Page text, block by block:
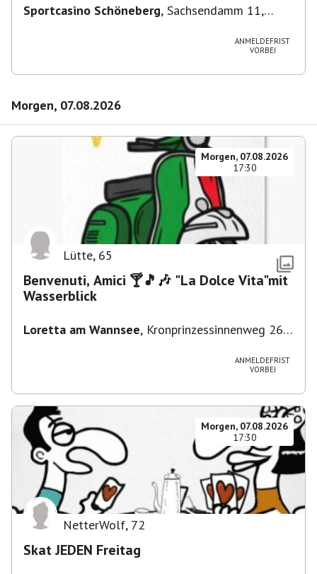
Sportcasino Schöneberg, Sachsendamm 11,
ANMELDEFRIST
VORBEI
Morgen, 07.08.2026
Morgen, 07.08.2026
17:30
Lütte, 65
Benvenuti, Amici 🍸🎵🎶 "La Dolce Vita"mit
Wasserblick
Loretta am Wannsee, Kronprinzessinnenweg 260,
ANMELDEFRIST
VORBEI
Morgen, 07.08.2026
17:30
NetterWolf, 72
Skat JEDEN Freitag